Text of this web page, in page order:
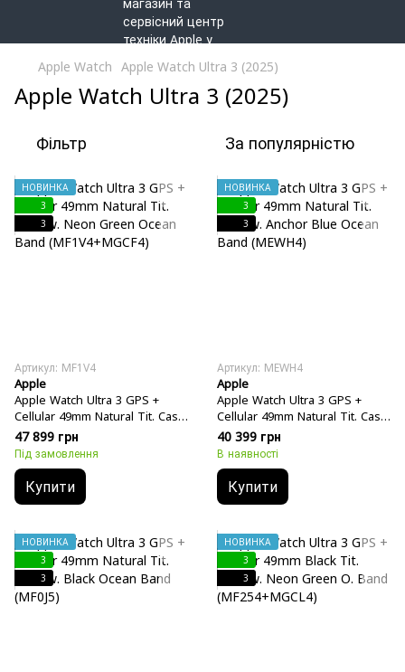
Apple Watch Apple Watch Ultra 3 (2025)
Apple Watch Ultra 3 (2025)
Фільтр За популярністю
НОВИНКА
3
3
Артикул: MF1V4
Apple
Apple Watch Ultra 3 GPS +
Cellular 49mm Natural Tit. Case
w. Neon Green Ocean Band
(MF1V4+MGCF4)
47 899 грн
Під замовлення
Купити
НОВИНКА
3
3
Артикул: MEWH4
Apple
Apple Watch Ultra 3 GPS +
Cellular 49mm Natural Tit. Case
w. Anchor Blue Ocean Band
(MEWH4)
40 399 грн
В наявності
Купити
НОВИНКА
3
3
НОВИНКА
3
3